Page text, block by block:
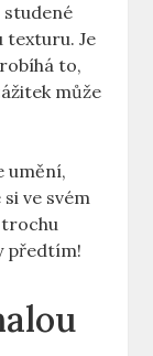
studené
texturu. Je
to,
může
umění,
ve svém
trochu
předtím!